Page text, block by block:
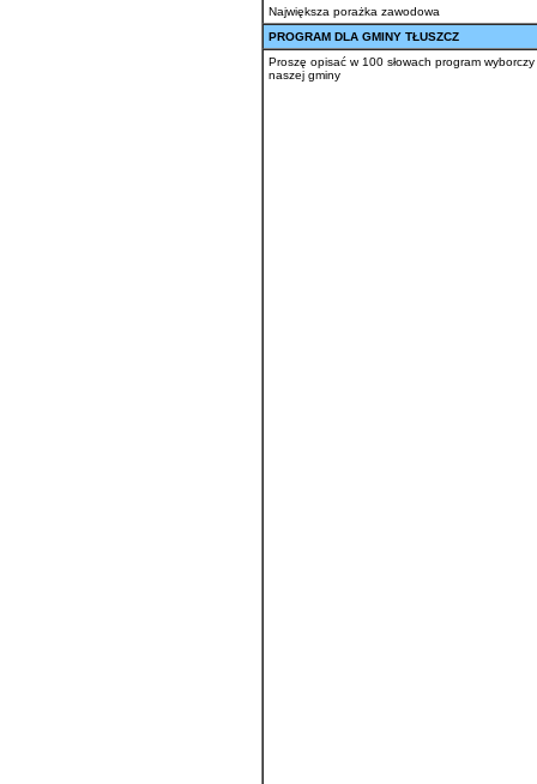
Największa porażka zawodowa
PROGRAM DLA GMINY TŁUSZCZ
Proszę opisać w 100 słowach program
naszej gminy